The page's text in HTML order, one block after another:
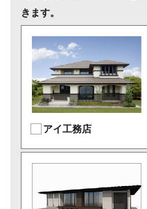
きます。
アイ工務店